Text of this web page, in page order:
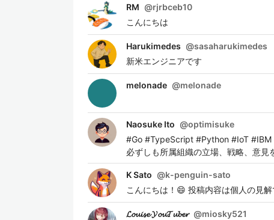
RM @rjrbceb10
こんにちは
Harukimedes @sasaharukimedes
新米エンジニアです
melonade @melonade
Naosuke Ito @optimisuke
#Go #TypeScript #Python #IoT #IBM
必ずしも所属組織の立場、戦略、意見
K Sato @k-penguin-sato
こんにちは！😄 投稿内容は個人の見
𝓛𝓸𝓾𝓲𝓼𝓮 𝓨𝓸𝓾𝓣𝓾𝓫𝓮𝓻 @miosky521